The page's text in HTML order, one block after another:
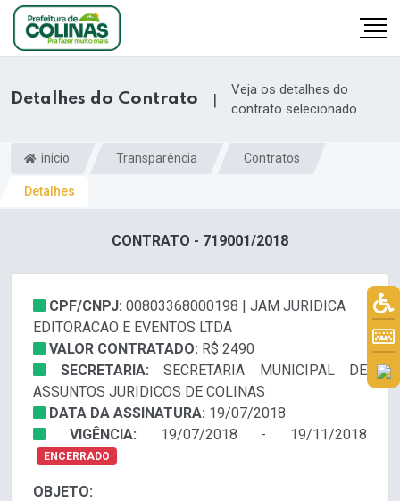
Detalhes do Contrato |
Veja os detalhes do
contrato selecionado
inicio Transparência Contratos
Detalhes
CONTRATO - 719001/2018
CPF/CNPJ: 00803368000198 | JAM JURIDICA
EDITORACAO E EVENTOS LTDA
VALOR CONTRATADO: R$ 2490
SECRETARIA: SECRETARIA MUNICIPAL DE
ASSUNTOS JURIDICOS DE COLINAS
DATA DA ASSINATURA: 19/07/2018
VIGÊNCIA: 19/07/2018 - 19/11/2018
ENCERRADO
OBJETO: